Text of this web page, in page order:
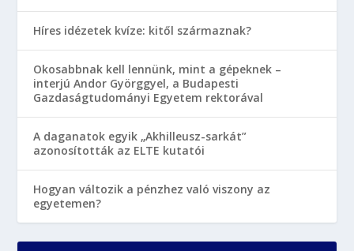
Híres idézetek kvíze: kitől származnak?
Okosabbnak kell lennünk, mint a gépeknek –
interjú Andor Györggyel, a Budapesti
Gazdaságtudományi Egyetem rektorával
A daganatok egyik „Akhilleusz-sarkát”
azonosították az ELTE kutatói
Hogyan változik a pénzhez való viszony az
egyetemen?